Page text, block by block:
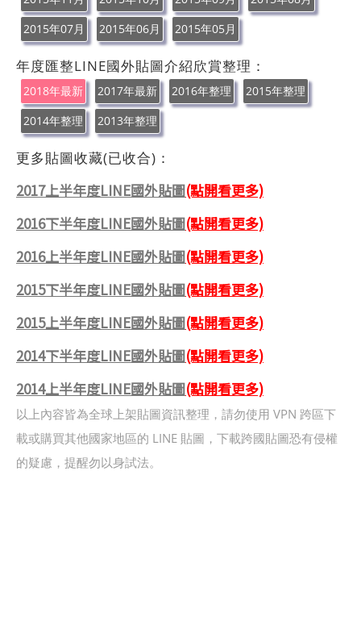
2015年07月
2015年06月 2015年05月
年度匯整LINE國外貼圖介紹欣賞整理：
2018年最新 2017年最新 2016年整理
2015年整理
2014年整理
2013年整理
更多貼圖收藏(已收合)：
2017上半年度LINE國外貼圖(點開看更多)
2016下半年度LINE國外貼圖(點開看更多)
2016上半年度LINE國外貼圖(點開看更多)
2015下半年度LINE國外貼圖(點開看更多)
2015上半年度LINE國外貼圖(點開看更多)
2014下半年度LINE國外貼圖(點開看更多)
2014上半年度LINE國外貼圖(點開看更多)
以上內容皆為全球上架貼圖資訊整理，請勿使用 VPN 跨區下
載或購買其他國家地區的 LINE 貼圖，下載跨國貼圖恐有侵權
的疑慮，提醒勿以身試法。